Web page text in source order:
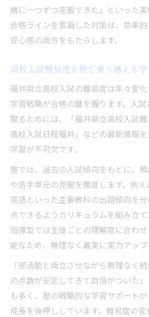
緒に一つずつ克服できた」といった実
合格ラインを意識した対策は、効率
安心感の両方をもたらします。
高校入試難易度を塾で乗り越える
福井県立高校入試の難易度は年々変
学習戦略が合格の鍵を握ります。入
取るためには、「福井県立高校入試
高校入試日程福井」などの最新情報
学習が不可欠です。
塾では、過去の入試傾向をもとに、
や苦手単元の克服を徹底します。例え
英語といった主要教科の出題傾向を
点できるようカリキュラムを組み立
指導型では生徒ごとの理解度に合わ
能なため、無理なく着実に実力アップ
「部活動と両立させながら無理なく
の点数が安定してきて自信がついた
も多く、塾の戦略的な学習サポート
成長を後押ししています。難易度の